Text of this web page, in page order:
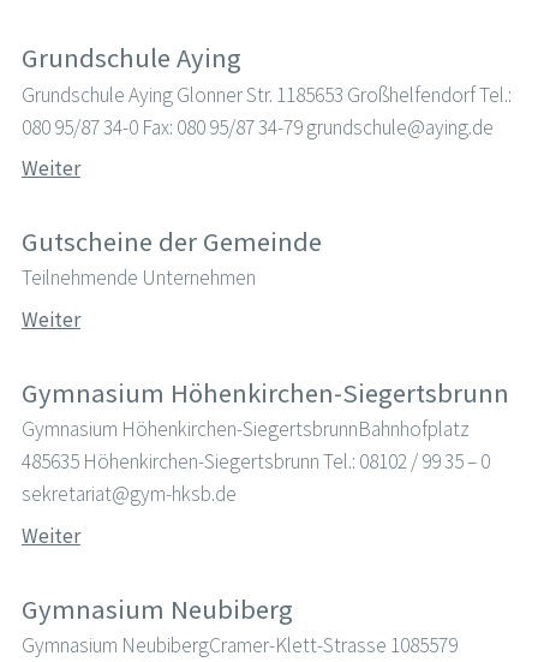
Grundschule Aying
Grundschule Aying Glonner Str. 1185653 Großhelfendorf Tel.:
080 95/87 34-0 Fax: 080 95/87 34-79 grundschule@aying.de
Weiter
Gutscheine der Gemeinde
Teilnehmende Unternehmen
Weiter
Gymnasium Höhenkirchen-Siegertsbrunn
Gymnasium Höhenkirchen-SiegertsbrunnBahnhofplatz
485635 Höhenkirchen-Siegertsbrunn Tel.: 08102 / 99 35 – 0
sekretariat@gym-hksb.de
Weiter
Gymnasium Neubiberg
Gymnasium NeubibergCramer-Klett-Strasse 1085579